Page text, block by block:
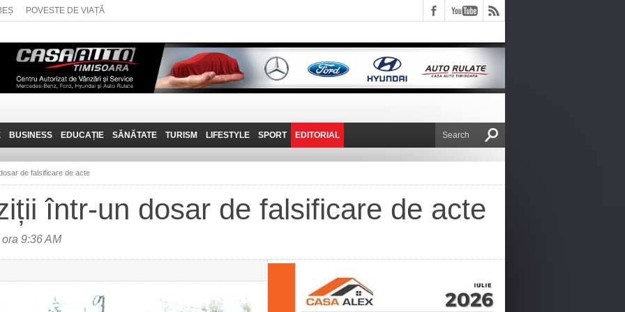
POVESTE DE VIAȚĂ
BUSINESS
JOB-URI
TEHNIT
EDUCAȚIE SĂNĂTATE TURISM
PRIN MUNȚII
FANTASTICUL BANAT
LIFESTYLE
POVESTE DE VIAȚĂ
SPORT EDITORIAL
DE VICTOR NAFIRU
de falsificare de acte
într-un dosar de falsificare de acte
9:36 AM